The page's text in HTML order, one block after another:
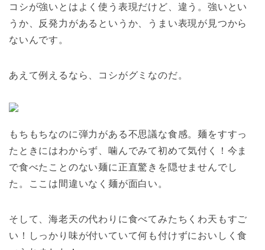
コシが強いとはよく使う表現だけど、違う。強いとい
うか、反発力があるというか、うまい表現が見つから
ないんです。
あえて例えるなら、コシがグミなのだ。
もちもちなのに弾力がある不思議な食感。麺をすすっ
たときにはわからず、噛んでみて初めて気付く！今ま
で食べたことのない麺に正直驚きを隠せませんでし
た。ここは間違いなく麺が面白い。
そして、海老天の代わりに食べてみたちくわ天もすご
い！しっかり味が付いていて何も付けずにおいしく食